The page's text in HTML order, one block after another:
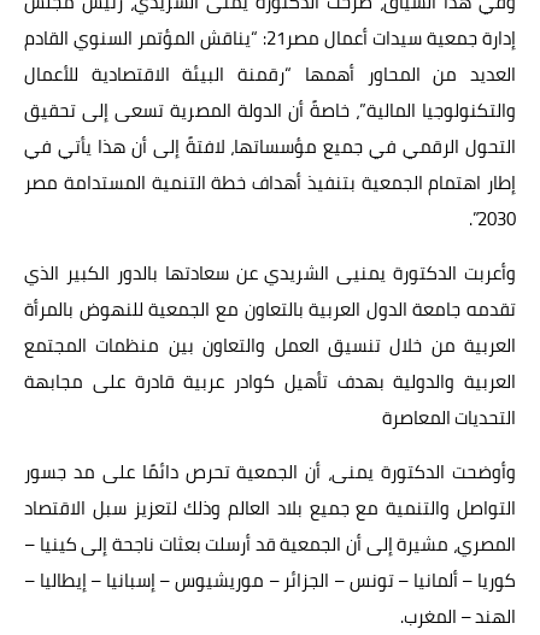
إدارة جمعية سيدات أعمال مصر21: “يناقش المؤتمر السنوي القادم
العديد من المحاور أهمها “رقمنة البيئة الاقتصادية للأعمال
والتكنولوجيا المالية”، خاصةً أن الدولة المصرية تسعى إلى تحقيق
التحول الرقمي في جميع مؤسساتها، لافتةً إلى أن هذا يأتي في
إطار اهتمام الجمعية بتنفيذ أهداف خطة التنمية المستدامة مصر
2030”.
وأعربت الدكتورة يمنيى الشريدي عن سعادتها بالدور الكبير الذي
تقدمه جامعة الدول العربية بالتعاون مع الجمعية للنهوض بالمرأة
العربية من خلال تنسيق العمل والتعاون بين منظمات المجتمع
العربية والدولية بهدف تأهيل كوادر عربية قادرة على مجابهة
التحديات المعاصرة
وأوضحت الدكتورة يمنى، أن الجمعية تحرص دائمًا على مد جسور
التواصل والتنمية مع جميع بلاد العالم وذلك لتعزيز سبل الاقتصاد
المصري، مشيرة إلى أن الجمعية قد أرسلت بعثات ناجحة إلى كينيا –
كوريا – ألمانيا – تونس – الجزائر – موريشيوس – إسبانيا – إيطاليا –
الهند – المغرب.